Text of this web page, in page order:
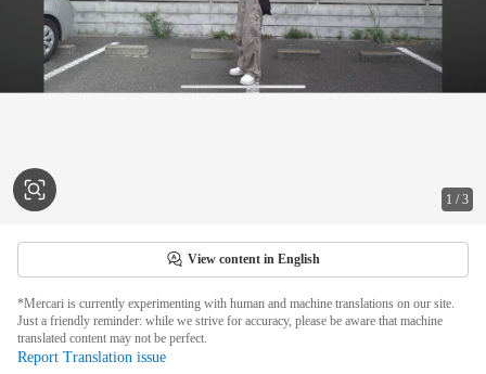
1 /3
View content in English
*Mercari is currently experimenting with human and machine translations on our site.
Just a friendly reminder: while we strive for accuracy, please be aware that machine
translated content may not be perfect.
Report Translation issue